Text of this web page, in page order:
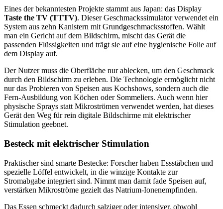
Eines der bekanntesten Projekte stammt aus Japan: das Display
Taste the TV (TTTV). Dieser Geschmackssimulator verwendet ein
System aus zehn Kanistern mit Grundgeschmacksstoffen. Wählt
man ein Gericht auf dem Bildschirm, mischt das Gerät die
passenden Flüssigkeiten und trägt sie auf eine hygienische Folie auf
dem Display auf.
Der Nutzer muss die Oberfläche nur ablecken, um den Geschmack
durch den Bildschirm zu erleben. Die Technologie ermöglicht nicht
nur das Probieren von Speisen aus Kochshows, sondern auch die
Fern-Ausbildung von Köchen oder Sommeliers. Auch wenn hier
physische Sprays statt Mikroströmen verwendet werden, hat dieses
Gerät den Weg für rein digitale Bildschirme mit elektrischer
Stimulation geebnet.
Besteck mit elektrischer Stimulation
Praktischer sind smarte Bestecke: Forscher haben Essstäbchen und
spezielle Löffel entwickelt, in die winzige Kontakte zur
Stromabgabe integriert sind. Nimmt man damit fade Speisen auf,
verstärken Mikroströme gezielt das Natrium-Ionenempfinden.
Das Essen schmeckt dadurch salziger oder intensiver, obwohl